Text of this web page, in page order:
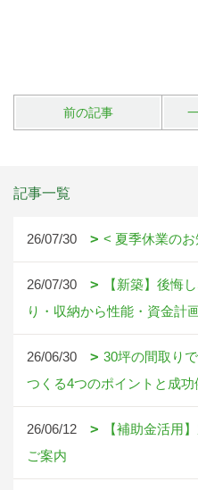
前の記事
記事一覧
26/07/30 < 夏季休業の
26/07/30
【新築】後悔
り・収納から性能・資金計
26/06/30
30坪の間取り
つくる4つのポイントと成功
26/06/12
【補助金活用
ご案内